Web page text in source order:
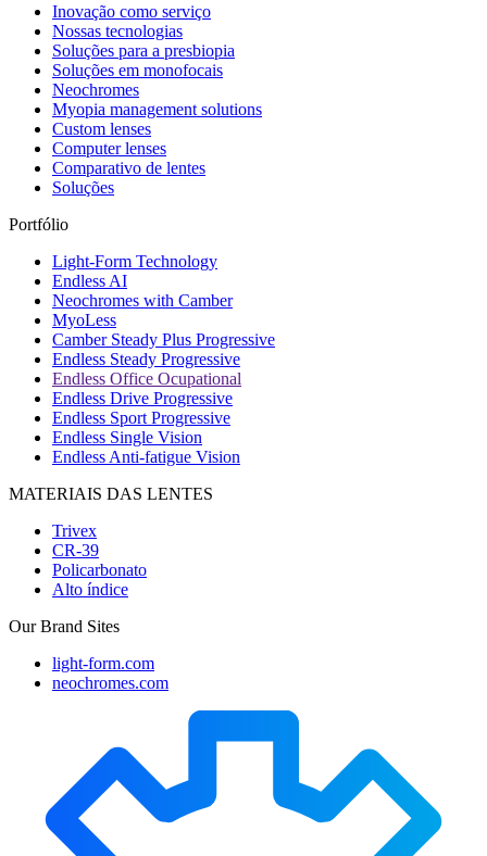
Inovação como serviço
Nossas tecnologias
Soluções para a presbiopia
Soluções em monofocais
Neochromes
Myopia management solutions
Custom lenses
Computer lenses
Comparativo de lentes
Soluções
Portfólio
Light-Form Technology
Endless AI
Neochromes with Camber
MyoLess
Camber Steady Plus Progressive
Endless Steady Progressive
Endless Office Ocupational
Endless Drive Progressive
Endless Sport Progressive
Endless Single Vision
Endless Anti-fatigue Vision
MATERIAIS DAS LENTES
Trivex
CR-39
Policarbonato
Alto índice
Our Brand Sites
light-form.com
neochromes.com